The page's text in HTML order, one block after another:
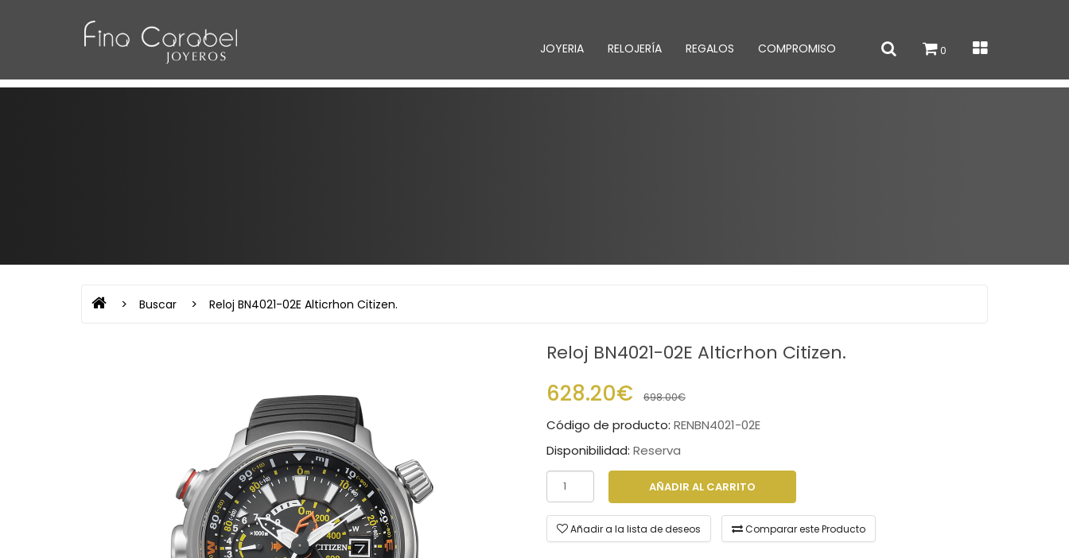
0
JOYERIA RELOJERÍA REGALOS COMPROMISO
Buscar Reloj BN4021-02E Alticrhon Citizen.
Reloj BN4021-02E Alticrhon Citizen.
628.20€ 698.00€
Código de producto: RENBN4021-02E
Disponibilidad: Reserva
AÑADIR AL CARRITO
Añadir a la lista de deseos Comparar este Producto